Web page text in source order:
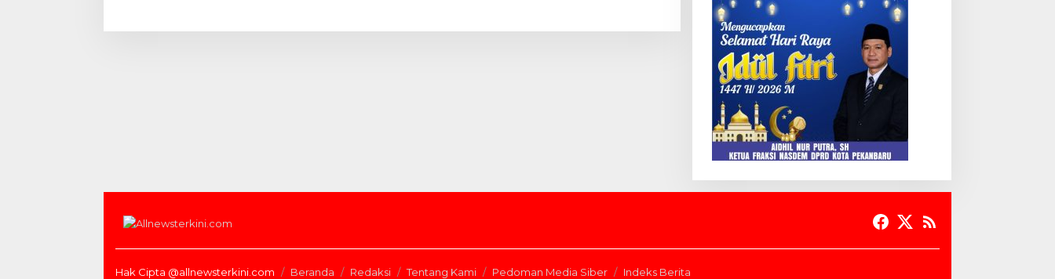
Hak Cipta @allnewsterkini.com Beranda Redaksi Tentang Kami Pedoman Media Siber Indeks Berita